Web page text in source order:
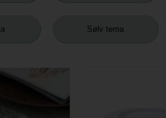
Sølv tema